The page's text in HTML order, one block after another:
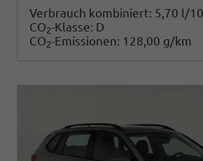
Verbrauch kombiniert: 5,70 l/
CO2-Klasse: D
CO2-Emissionen: 128,00 g/km